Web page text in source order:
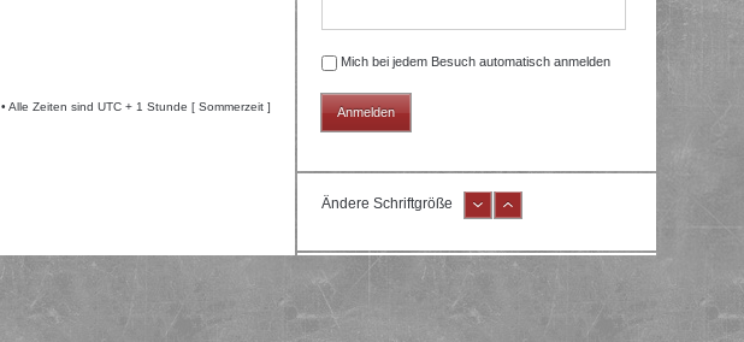
• Alle Zeiten sind UTC + 1 Stunde [ Sommerzeit ]
Mich bei jedem Besuch automatisch anmelden
Ändere Schriftgröße